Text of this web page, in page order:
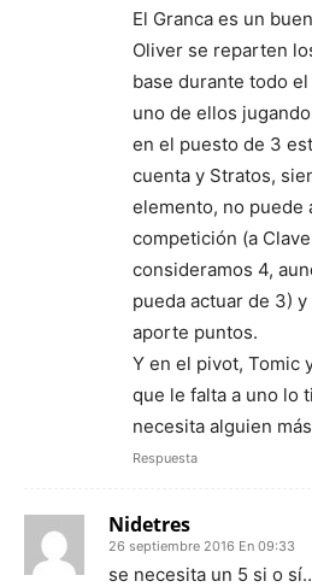
El Granca es un
Oliver se reparten
base durante todo
uno de ellos
en el puesto de 3
cuenta y Stratos,
elemento, no puede
competición (a
consideramos 4,
pueda actuar de 3)
aporte puntos.
Y en el pivot, Tomic
que le falta a uno lo
necesita alguien
Respuesta
Nidetres
26 septiembre 2016 En 09:33
se necesita un 5 si o